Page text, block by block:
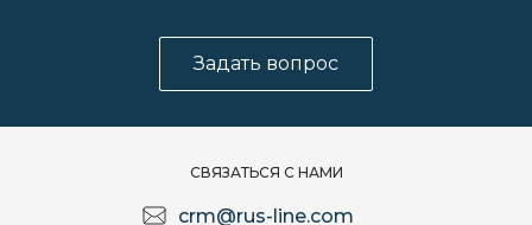
Задать вопрос
СВЯЗАТЬСЯ С НАМИ
crm@rus-line.com